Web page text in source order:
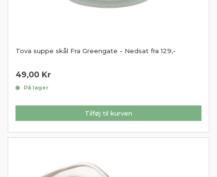
Tova suppe skål Fra Greengate - Nedsat fra 129,-
49,00 Kr
På lager
Tilføj til kurven